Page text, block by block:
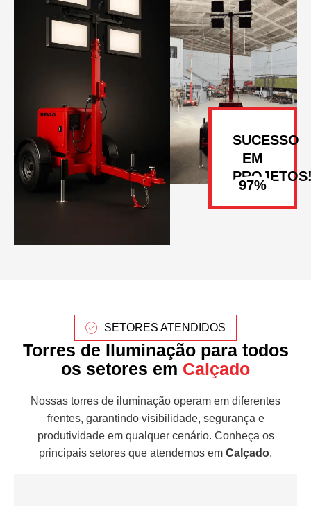
SUCESSO
EM
SETORES ATENDIDOS
Torres de Iluminação para todos
os setores em Calçado
Nossas torres de iluminação operam em diferentes
frentes, garantindo visibilidade, segurança e
produtividade em qualquer cenário. Conheça os
principais setores que atendemos em Calçado.